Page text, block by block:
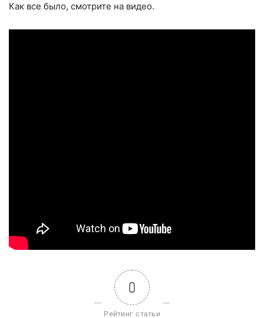
Как все было, смотрите на видео.
0
Рейтинг статьи